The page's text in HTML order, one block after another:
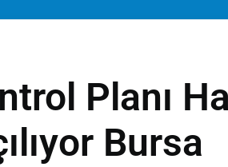
Planı
Bursa